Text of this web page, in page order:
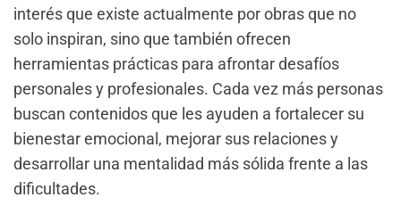
interés que existe actualmente por obras que no
solo inspiran, sino que también ofrecen
herramientas prácticas para afrontar desafíos
personales y profesionales. Cada vez más personas
buscan contenidos que les ayuden a fortalecer su
bienestar emocional, mejorar sus relaciones y
desarrollar una mentalidad más sólida frente a las
dificultades.